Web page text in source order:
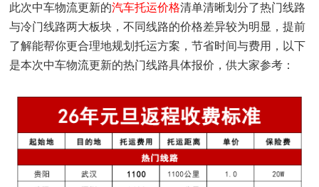
此次中车物流更新的汽车托运价格清单清晰划分了热门线路
与冷门线路两大板块，不同线路的价格差异较为明显，提前
了解能帮你更合理地规划托运方案，节省时间与费用，以下
是本次中车物流更新的热门线路具体报价，供大家参考：